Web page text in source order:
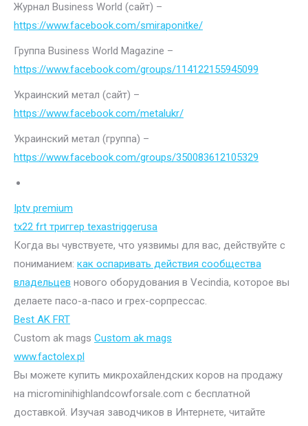
Журнал Business World (сайт) –
https://www.facebook.com/smiraponitke/
Группа Business World Magazine –
https://www.facebook.com/groups/114122155945099
Украинский метал (сайт) –
https://www.facebook.com/metalukr/
Украинский метал (группа) –
https://www.facebook.com/groups/350083612105329
Iptv premium
tx22 frt триггер texastriggerusa
Когда вы чувствуете, что уязвимы для вас, действуйте с
пониманием: как оспаривать действия сообщества
владельцев нового оборудования в Vecindia, которое вы
делаете пасо-а-пасо и грех-сорпрессас.
Best AK FRT
Custom ak mags Custom ak mags
www.factolex.pl
Вы можете купить микрохайлендских коров на продажу
на microminihighlandcowforsale.com с бесплатной
доставкой. Изучая заводчиков в Интернете, читайте